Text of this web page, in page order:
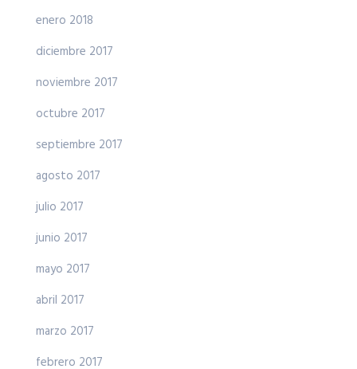
enero 2018
diciembre 2017
noviembre 2017
octubre 2017
septiembre 2017
agosto 2017
julio 2017
junio 2017
mayo 2017
abril 2017
marzo 2017
febrero 2017